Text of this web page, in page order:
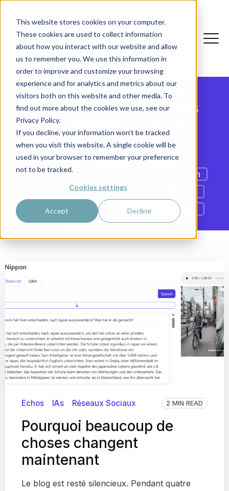
This website stores cookies on your computer.
These cookies are used to collect information
about how you interact with our website and allow
us to remember you. We use this information in
order to improve and customize your browsing
experience and for analytics and metrics about our
visitors both on this website and other media. To
find out more about the cookies we use, see our
Privacy Policy.
If you decline, your information won’t be tracked
when you visit this website. A single cookie will be
used in your browser to remember your preference
not to be tracked.
Cookies settings
Accept Decline
Ecouter, préserver et
transmettre les histoires
personnelles - BLOG
Histoires Personnelles
Echos
Biographies
Introduction
IAs
Histoires De Nicolas
Réseaux Sociaux
Moments En Famille
Objets Sentimentaux
Echos IAs Réseaux Sociaux 2 MIN READ
Pourquoi beaucoup de
choses changent
maintenant
Le blog est resté silencieux. Pendant quatre